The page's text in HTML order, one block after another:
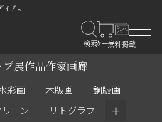
ア。
プ展作品作家画廊
彩画 木版画
銅版画
ーン リトグラフ ＋